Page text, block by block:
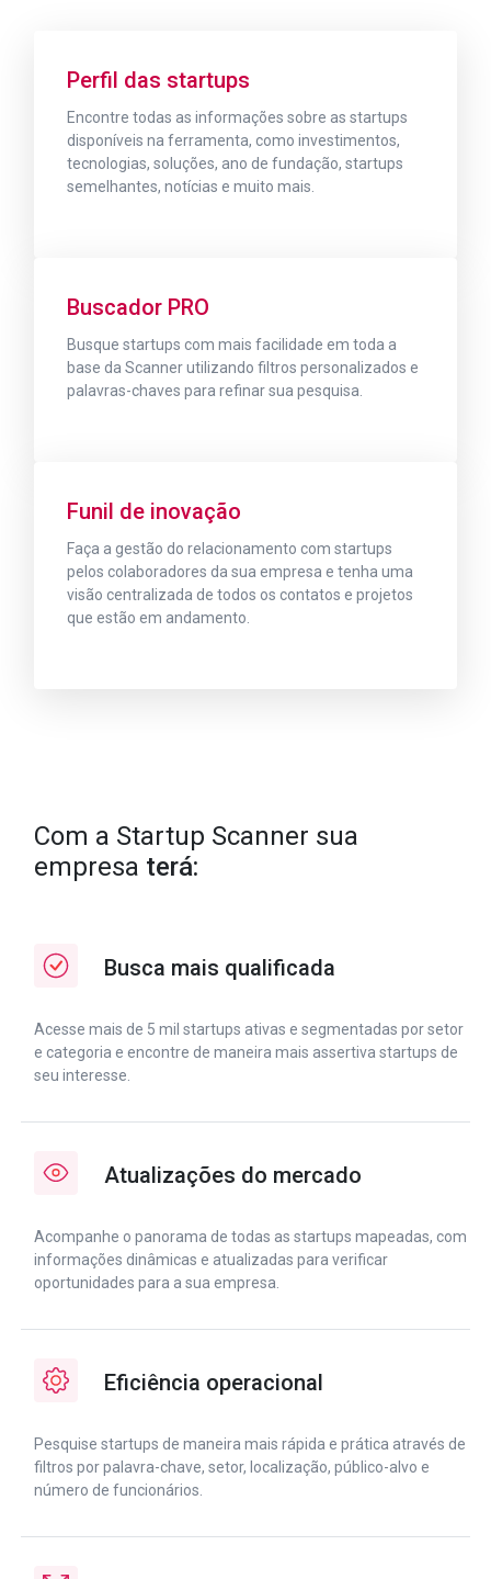
Perfil das startups
Encontre todas as informações sobre as startups
disponíveis na ferramenta, como investimentos,
tecnologias, soluções, ano de fundação, startups
semelhantes, notícias e muito mais.
Buscador PRO
Busque startups com mais facilidade em toda a
base da Scanner utilizando filtros personalizados e
palavras-chaves para refinar sua pesquisa.
Funil de inovação
Faça a gestão do relacionamento com startups
pelos colaboradores da sua empresa e tenha uma
visão centralizada de todos os contatos e projetos
que estão em andamento.
Com a Startup Scanner sua
empresa terá:
Busca mais qualificada
Acesse mais de 5 mil startups ativas e segmentadas por setor
e categoria e encontre de maneira mais assertiva startups de
seu interesse.
Atualizações do mercado
Acompanhe o panorama de todas as startups mapeadas, com
informações dinâmicas e atualizadas para verificar
oportunidades para a sua empresa.
Eficiência operacional
Pesquise startups de maneira mais rápida e prática através de
filtros por palavra-chave, setor, localização, público-alvo e
número de funcionários.